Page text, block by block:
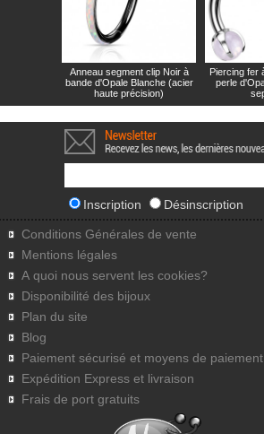
Anneau segment clip Noir à
bande d'Opale Blanche (acier
haute précision)
Piercing fer
perle
Inscription Désinscription
Conditions Générales de vente
Mentions légales
A quoi nous servent les cookies?
Disponibilité des bijoux
Plan du site
Blog
Paiement sécurisé et moyens de paiement
Expédition Express et livraison
Frais de port gratuits